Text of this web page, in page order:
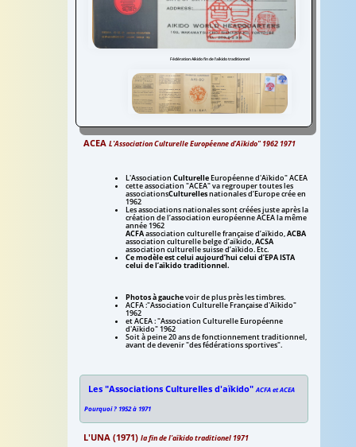
Aïkido carte ceinture noire
de l'aïkikaï de Tokyo
le fonctionnement de l'aïkido traditionnel
Fédération Aïkido fin de l'aïkido traditionnel
Fédération Aïkido
Fin de l'aïkido traditionnel
ACEA L'Association Culturelle Européenne d'Aïkido" 1962 1971
L'Association CulturelleEuropéenne d'Aïkido" ACEA
cette association "ACEA" va regrouper toutes les
associationsCulturellesnationales d’Europe crée en
1962
Les associations nationales sont créées juste après la
création de l’association européenne ACEA la même
année 1962
ACFAassociation culturelle française d’aïkido,ACBA
association culturelle belge d’aïkido,ACSA
association culturelle suisse d’aïkido. Etc.
Ce modèle est celui aujourd’hui celui d’EPA ISTA
celui de l’aïkido traditionnel.
Photos à gauchevoir de plus près les timbres.
ACFA :"Association Culturelle Française d'Aïkido"
1962
et ACEA : "Association Culturelle Européenne
d'Aïkido" 1962
Soit à peine 20 ans de fonctionnement traditionnel,
avant de devenir "des fédérations sportives".
Les "Associations Culturelles d'aïkido"ACFA et ACEA
Pourquoi ? 1952 à 1971
L'UNA (1971) la fin de l'aïkido traditionel 1971